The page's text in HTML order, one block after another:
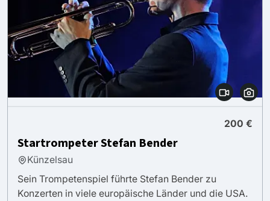
200 €
Startrompeter Stefan Bender
Künzelsau
Sein Trompetenspiel führte Stefan Bender zu
Konzerten in viele europäische Länder und die USA.